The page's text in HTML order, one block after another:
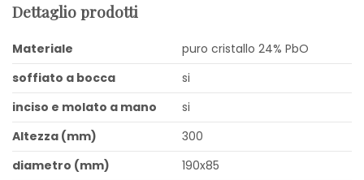
Dettaglio prodotti
Materiale
puro cristallo 24% PbO
soffiato a bocca
si
inciso e molato a mano
si
Altezza (mm)
300
diametro (mm)
190x85